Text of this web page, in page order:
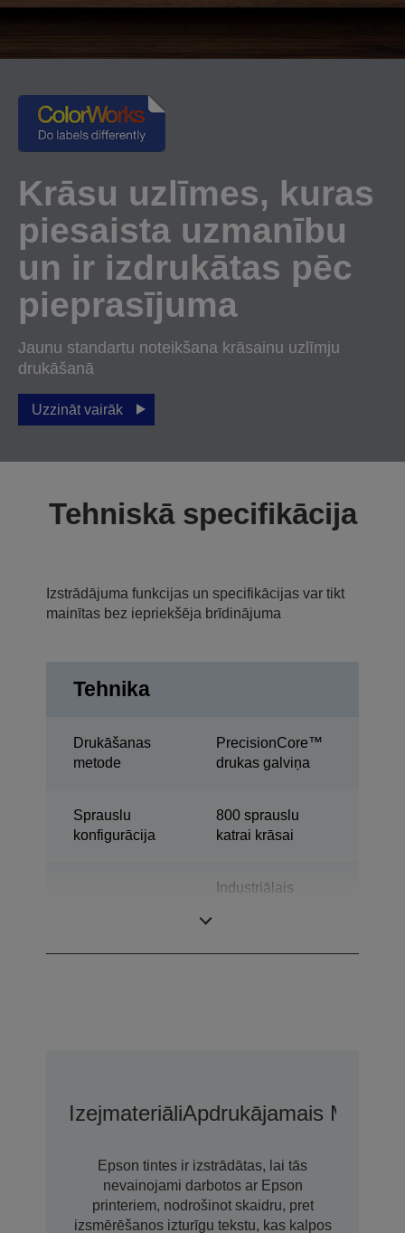
Krāsu uzlīmes, kuras
piesaista uzmanību
un ir izdrukātas pēc
pieprasījuma
Jaunu standartu noteikšana krāsainu uzlīmju
drukāšanā
Uzzināt vairāk
Tehniskā specifikācija
Izstrādājuma funkcijas un specifikācijas var tikt
mainītas bez iepriekšēja brīdinājuma
Tehnika
Drukāšanas
metode
PrecisionCore™
drukas galviņa
Sprauslu
konfigurācija
800 sprauslu
katrai krāsai
Industriālais
IzejmateriāliApdrukājamais
Epson tintes ir izstrādātas, lai tās
nevainojami darbotos ar Epson
printeriem, nodrošinot skaidru, pret
izsmērēšanos izturīgu tekstu, kas kalpos